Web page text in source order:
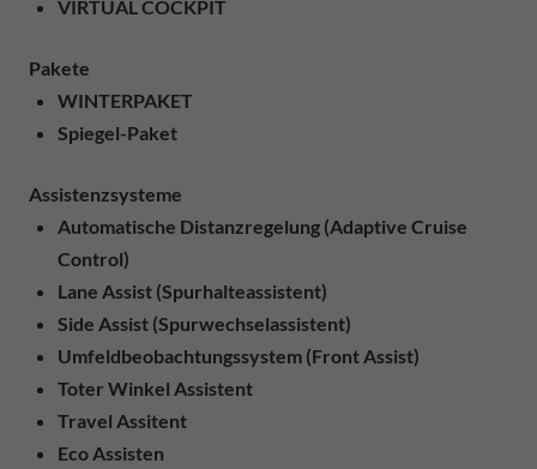
VIRTUAL COCKPIT
Pakete
WINTERPAKET
Spiegel-Paket
Assistenzsysteme
Automatische Distanzregelung (Adaptive Cruise
Control)
Lane Assist (Spurhalteassistent)
Side Assist (Spurwechselassistent)
Umfeldbeobachtungssystem (Front Assist)
Toter Winkel Assistent
Travel Assitent
Eco Assisten